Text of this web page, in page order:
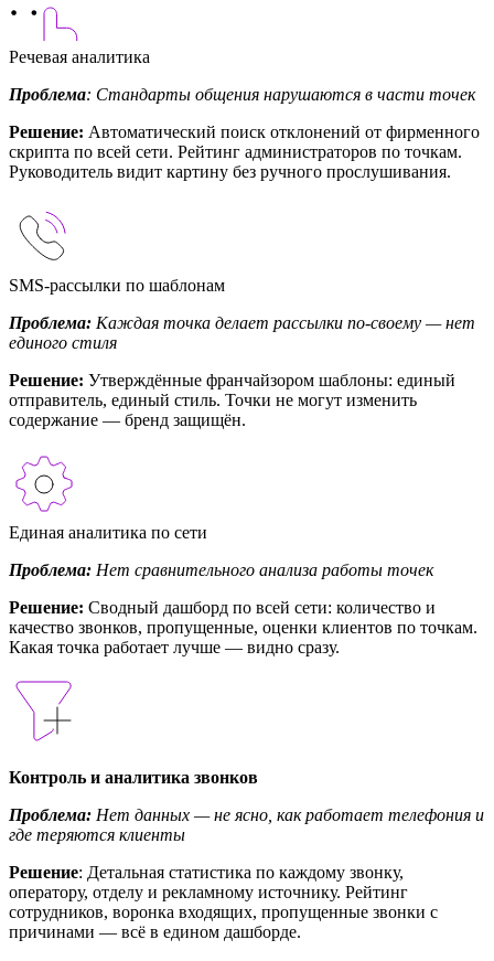
Речевая аналитика
Проблема: Стандарты общения нарушаются в части точек
Решение: Автоматический поиск отклонений от фирменного
скрипта по всей сети. Рейтинг администраторов по точкам.
Руководитель видит картину без ручного прослушивания.
SMS-рассылки по шаблонам
Проблема: Каждая точка делает рассылки по-своему — нет
единого стиля
Решение: Утверждённые франчайзором шаблоны: единый
отправитель, единый стиль. Точки не могут изменить
содержание — бренд защищён.
Единая аналитика по сети
Проблема: Нет сравнительного анализа работы точек
Решение: Сводный дашборд по всей сети: количество и
качество звонков, пропущенные, оценки клиентов по точкам.
Какая точка работает лучше — видно сразу.
Контроль и аналитика звонков
Проблема: Нет данных — не ясно, как работает телефония и
где теряются клиенты
Решение: Детальная статистика по каждому звонку,
оператору, отделу и рекламному источнику. Рейтинг
сотрудников, воронка входящих, пропущенные звонки с
причинами — всё в едином дашборде.